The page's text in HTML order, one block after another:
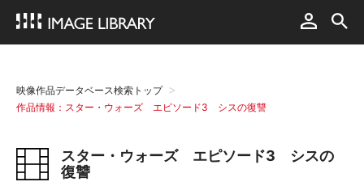
映像作品データベース検索トップ
作品情報：スター・ウォーズ エピソード3 シスの復讐
スター・ウォーズ エピソード3 シスの
復讐